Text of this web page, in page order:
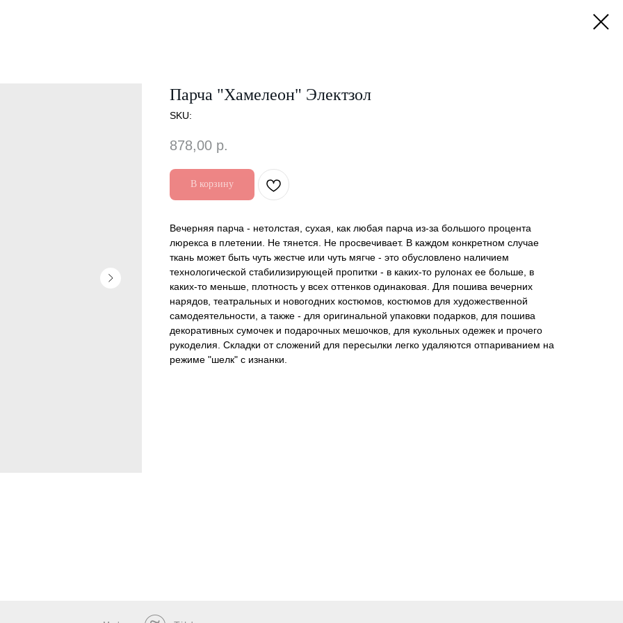
Парча "Хамелеон" Электзол
SKU:
878,00 р.
В корзину
Вечерняя парча - нетолстая, сухая, как любая парча из-за большого процента
люрекса в плетении. Не тянется. Не просвечивает. В каждом конкретном случае
ткань может быть чуть жестче или чуть мягче - это обусловлено наличием
технологической стабилизирующей пропитки - в каких-то рулонах ее больше, в
каких-то меньше, плотность у всех оттенков одинаковая. Для пошива вечерних
нарядов, театральных и новогодних костюмов, костюмов для художественной
самодеятельности, а также - для оригинальной упаковки подарков, для пошива
декоративных сумочек и подарочных мешочков, для кукольных одежек и прочего
рукоделия. Складки от сложений для пересылки легко удаляются отпариванием на
режиме "шелк" с изнанки.